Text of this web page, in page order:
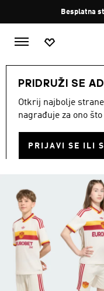
Besplatna
PRIDRUŽI SE
Otkrij najbolje
nagrađuje za ono
DJECA Odjeća
ODJEĆA